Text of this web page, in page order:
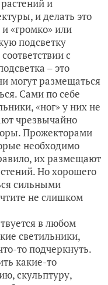
и
и делать это
«громко» или
подсветку
с
– это
могут размещаться
Сами по себе
«ног» у них не
чрезвычайно
Прожекторами
необходимо
их размещают
Но хорошего
сильными
не слишком
в любом
светильники,
то подчеркнуть.
какие-то
скульптуру,